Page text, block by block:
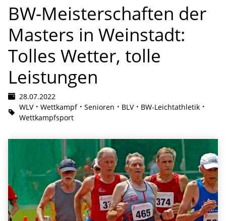
BW-Meisterschaften der
Masters in Weinstadt:
Tolles Wetter, tolle
Leistungen
28.07.2022
WLV
Wettkampf Senioren BLV
BW-Leichtathletik
Wettkampfsport